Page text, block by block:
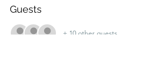
Guests
+ 10 other guests